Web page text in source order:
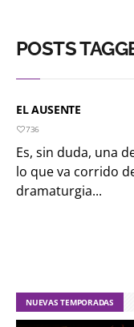
POSTS
EL AUSENTE
736
Es, sin duda, una
lo que va corrido
dramaturgia...
NUEVAS TEMPORADAS